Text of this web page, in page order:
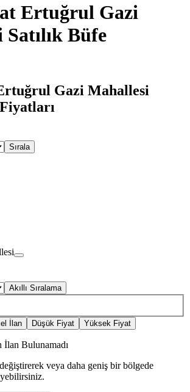
Ertuğrul Gazi
Büfe
Gazi Mahallesi
Sırala
Akıllı Sıralama
İlan Düşük Fiyat Yüksek Fiyat
Bulunamadı
veya daha geniş bir bölgede